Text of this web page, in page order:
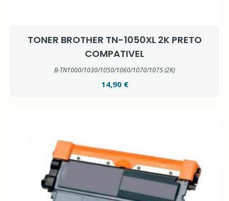
TONER BROTHER TN-1050XL 2K PRETO
COMPATIVEL
B-TN1000/1030/1050/1060/1070/1075 (2K)
14,90 €